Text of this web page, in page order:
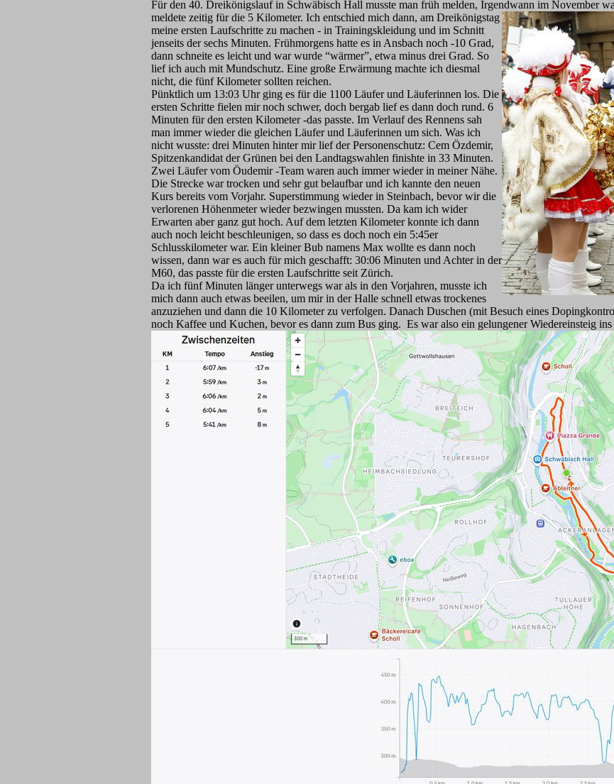
Für den 40. Dreikönigslauf in Schwäbisch Hall musste man früh melden, Irgendwann im November
meldete zeitig für die 5 Kilometer. Ich entschied mich dann, am Dreikönigstag
meine ersten Laufschritte zu machen - in Trainingskleidung und im Schnitt
jenseits der sechs Minuten. Frühmorgens hatte es in Ansbach noch -10 Grad,
dann schneite es leicht und war wurde “wärmer”, etwa minus drei Grad. So
lief ich auch mit Mundschutz. Eine große Erwärmung machte ich diesmal
nicht, die fünf Kilometer sollten reichen.
Pünktlich um 13:03 Uhr ging es für die 1100 Läufer und Läuferinnen los. Die
ersten Schritte fielen mir noch schwer, doch bergab lief es dann doch rund. 6
Minuten für den ersten Kilometer -das passte. Im Verlauf des Rennens sah
man immer wieder die gleichen Läufer und Läuferinnen um sich. Was ich
nicht wusste: drei Minuten hinter mir lief der Personenschutz: Cem Özdemir,
Spitzenkandidat der Grünen bei den Landtagswahlen finishte in 33 Minuten.
Zwei Läufer vom Öudemir -Team waren auch immer wieder in meiner Nähe.
Die Strecke war trocken und sehr gut belaufbar und ich kannte den neuen
Kurs bereits vom Vorjahr. Superstimmung wieder in Steinbach, bevor wir die
verlorenen Höhenmeter wieder bezwingen mussten. Da kam ich wider
Erwarten aber ganz gut hoch. Auf dem letzten Kilometer konnte ich dann
auch noch leicht beschleunigen, so dass es doch noch ein 5:45er
Schlusskilometer war. Ein kleiner Bub namens Max wollte es dann noch
wissen, dann war es auch für mich geschafft: 30:06 Minuten und Achter in der
M60, das passte für die ersten Laufschritte seit Zürich.
Da ich fünf Minuten länger unterwegs war als in den Vorjahren, musste ich
mich dann auch etwas beeilen, um mir in der Halle schnell etwas trockenes
anzuziehen und dann die 10 Kilometer zu verfolgen. Danach Duschen (mit Besuch eines
noch Kaffee und Kuchen, bevor es dann zum Bus ging. Es war also ein gelungener Wiedereinsteig